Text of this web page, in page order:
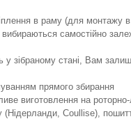
в раму (для монтажу
самостійно
у зібраному стані, Вам
прямого збирання
виготовлення на
(Нідерланди, Coullise),